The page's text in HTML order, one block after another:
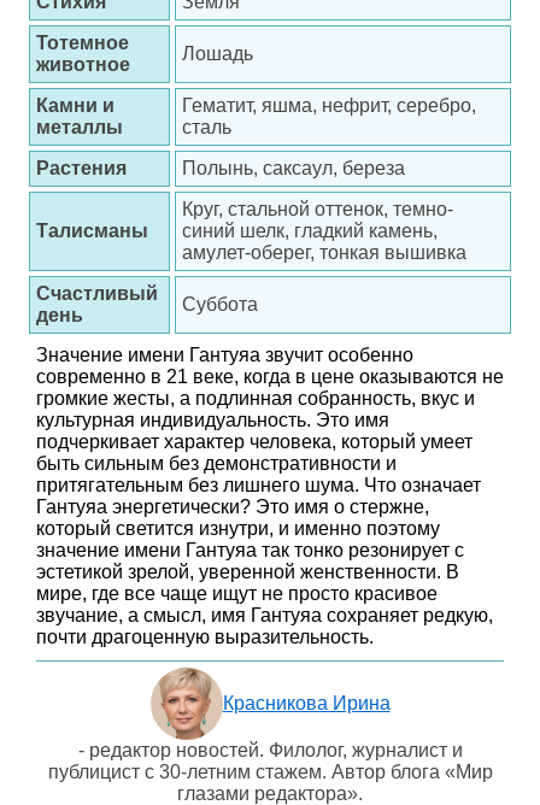
Тотемное
животное
Лошадь
Камни и
металлы
Гематит, яшма, нефрит, серебро,
сталь
Растения
Полынь, саксаул, береза
Талисманы
Круг, стальной оттенок, темно-
синий шелк, гладкий камень,
амулет-оберег, тонкая вышивка
Счастливый
день
Суббота
Значение имени Гантуяа звучит особенно
современно в 21 веке, когда в цене оказываются не
громкие жесты, а подлинная собранность, вкус и
культурная индивидуальность. Это имя
подчеркивает характер человека, который умеет
быть сильным без демонстративности и
притягательным без лишнего шума. Что означает
Гантуяа энергетически? Это имя о стержне,
который светится изнутри, и именно поэтому
значение имени Гантуяа так тонко резонирует с
эстетикой зрелой, уверенной женственности. В
мире, где все чаще ищут не просто красивое
звучание, а смысл, имя Гантуяа сохраняет редкую,
почти драгоценную выразительность.
Красникова Ирина
- редактор новостей. Филолог, журналист и
публицист с 30-летним стажем. Автор блога «Мир
глазами редактора».